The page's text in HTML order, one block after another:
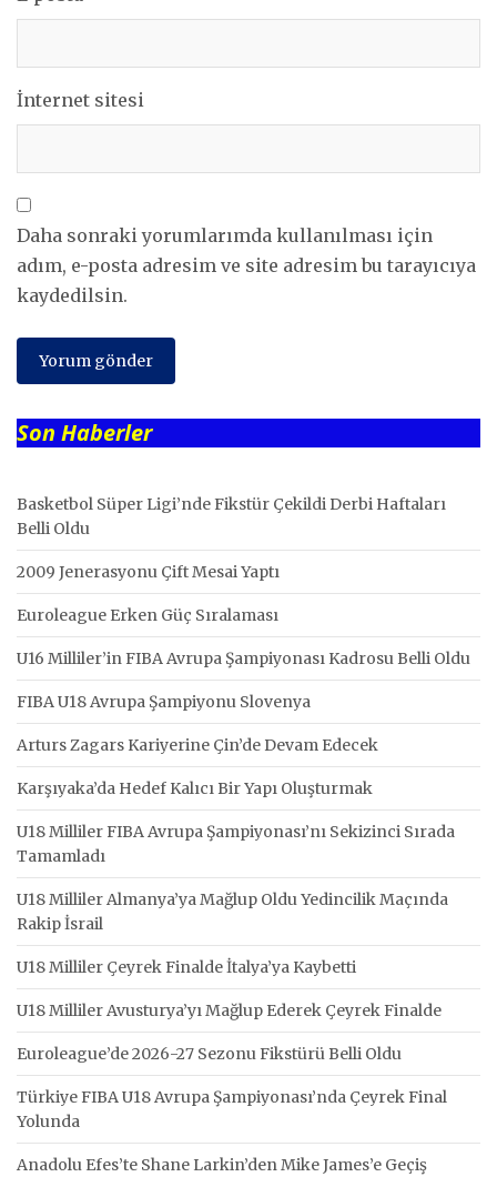
İnternet sitesi
Daha sonraki yorumlarımda kullanılması için
adım, e-posta adresim ve site adresim bu tarayıcıya
kaydedilsin.
Son Haberler
Basketbol Süper Ligi’nde Fikstür Çekildi Derbi Haftaları
Belli Oldu
2009 Jenerasyonu Çift Mesai Yaptı
Euroleague Erken Güç Sıralaması
U16 Milliler’in FIBA Avrupa Şampiyonası Kadrosu Belli Oldu
FIBA U18 Avrupa Şampiyonu Slovenya
Arturs Zagars Kariyerine Çin’de Devam Edecek
Karşıyaka’da Hedef Kalıcı Bir Yapı Oluşturmak
U18 Milliler FIBA Avrupa Şampiyonası’nı Sekizinci Sırada
Tamamladı
U18 Milliler Almanya’ya Mağlup Oldu Yedincilik Maçında
Rakip İsrail
U18 Milliler Çeyrek Finalde İtalya’ya Kaybetti
U18 Milliler Avusturya’yı Mağlup Ederek Çeyrek Finalde
Euroleague’de 2026-27 Sezonu Fikstürü Belli Oldu
Türkiye FIBA U18 Avrupa Şampiyonası’nda Çeyrek Final
Yolunda
Anadolu Efes’te Shane Larkin’den Mike James’e Geçiş